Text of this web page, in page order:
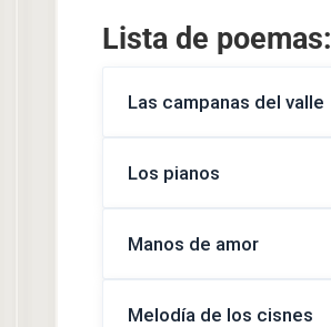
Lista de poemas:
Las campanas del valle
Los pianos
Manos de amor
Melodía de los cisnes